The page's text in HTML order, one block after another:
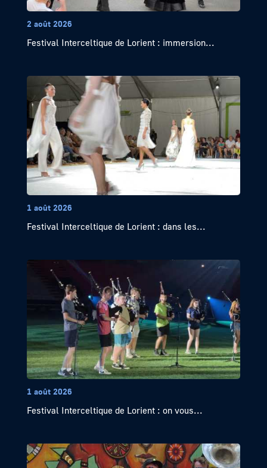
2 août 2026
Festival Interceltique de Lorient : immersion...
1 août 2026
Festival Interceltique de Lorient : dans les...
1 août 2026
Festival Interceltique de Lorient : on vous...